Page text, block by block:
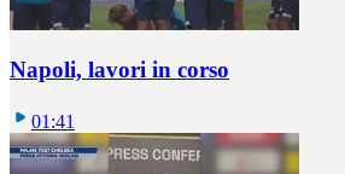
Napoli, lavori in corso
01:41